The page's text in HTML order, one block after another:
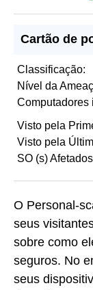
Cartão de
Classificação:
Nível da
Computadores
Visto pela
Visto pela
SO (s)
O Personal-
seus
sobre como
seguros. No
seus